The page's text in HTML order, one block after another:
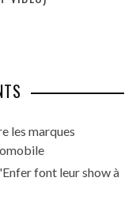
les marques
font leur show à